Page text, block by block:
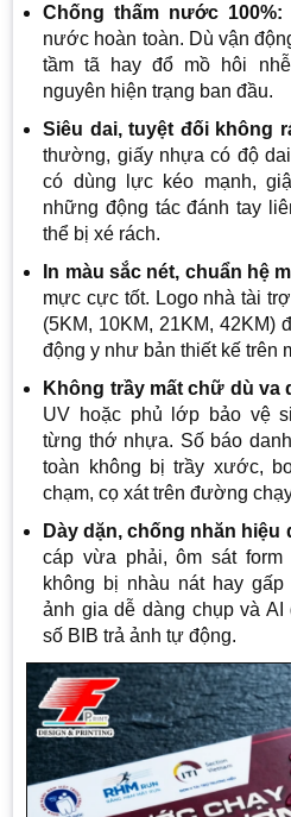
Chống thấm nước 100%:
nước hoàn toàn. Dù vận
tầm tã hay đổ mồ hôi
nguyên hiện trạng ban đầu.
Siêu dai, tuyệt đối không
thường, giấy nhựa có độ
có dùng lực kéo mạnh,
những động tác đánh tay
thể bị xé rách.
In màu sắc nét, chuẩn hệ
mực cực tốt. Logo nhà tài
(5KM, 10KM, 21KM, 42KM)
động y như bản thiết kế trên
Không trầy mất chữ dù va
UV hoặc phủ lớp bảo vệ
từng thớ nhựa. Số báo
toàn không bị trầy xước,
chạm, cọ xát trên đường
Dày dặn, chống nhăn hiệu
cáp vừa phải, ôm sát
không bị nhàu nát hay
ảnh gia dễ dàng chụp và
số BIB trả ảnh tự động.